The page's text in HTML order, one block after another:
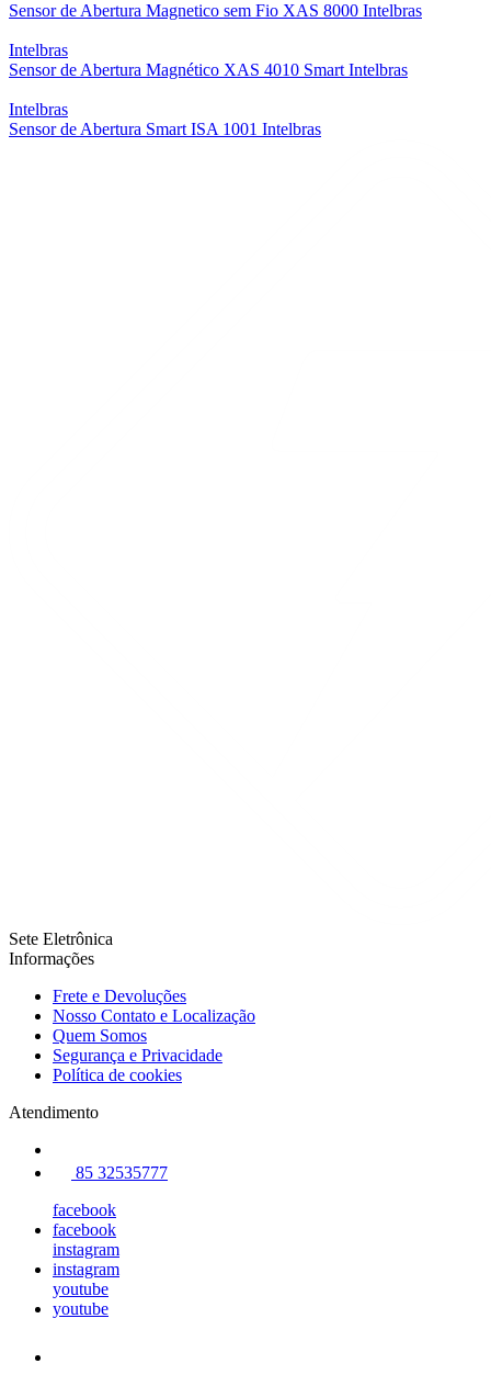
Sensor de Abertura Magnetico sem Fio XAS 8000 Intelbras
Intelbras
Sensor de Abertura Magnético XAS 4010 Smart Intelbras
Intelbras
Sensor de Abertura Smart ISA 1001 Intelbras
Sete Eletrônica
Informações
Frete e Devoluções
Nosso Contato e Localização
Quem Somos
Segurança e Privacidade
Política de cookies
Atendimento
85 32535777
facebook
facebook
instagram
instagram
youtube
youtube